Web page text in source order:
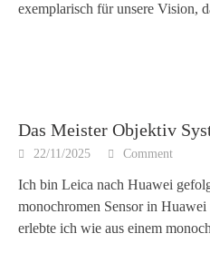
exemplarisch für unsere Vision,
Das Meister Objektiv
22/11/2025 Comment
Ich bin Leica nach Huawei
monochromen Sensor in
erlebte ich wie aus einem